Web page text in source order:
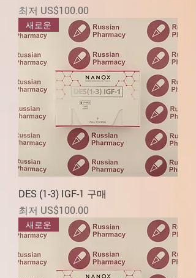
최저 US$100.00
할인가
새로운
DES (1-3) IGF-1 구매
최저 US$100.00
할인가
새로운